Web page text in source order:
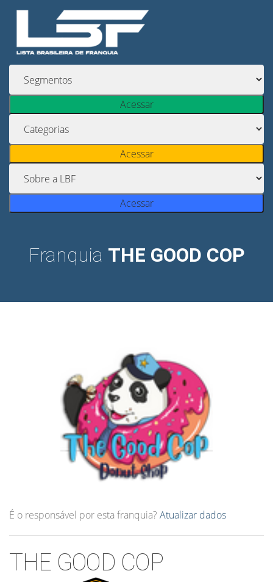
Acessar
Acessar
Acessar
Franquia THE GOOD COP
É o responsável por esta franquia? Atualizar dados
THE GOOD COP